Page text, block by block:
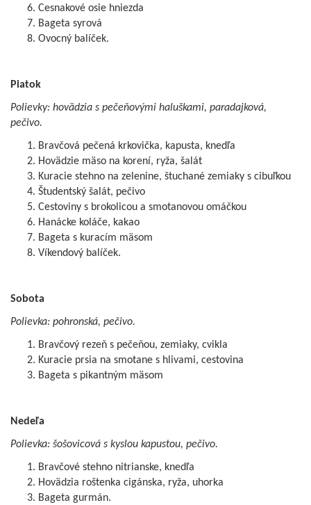
Cesnakové osie hniezda
Bageta syrová
Ovocný balíček.
Piatok
Polievky: hovädzia s pečeňovými haluškami, paradajková,
pečivo.
Bravčová pečená krkovička, kapusta, knedľa
Hovädzie mäso na korení, ryža, šalát
Kuracie stehno na zelenine, štuchané zemiaky s cibuľkou
Študentský šalát, pečivo
Cestoviny s brokolicou a smotanovou omáčkou
Hanácke koláče, kakao
Bageta s kuracím mäsom
Víkendový balíček.
Sobota
Polievka: pohronská, pečivo.
Bravčový rezeň s pečeňou, zemiaky, cvikla
Kuracie prsia na smotane s hlivami, cestovina
Bageta s pikantným mäsom
Nedeľa
Polievka: šošovicová s kyslou kapustou, pečivo.
Bravčové stehno nitrianske, knedľa
Hovädzia roštenka cigánska, ryža, uhorka
Bageta gurmán.